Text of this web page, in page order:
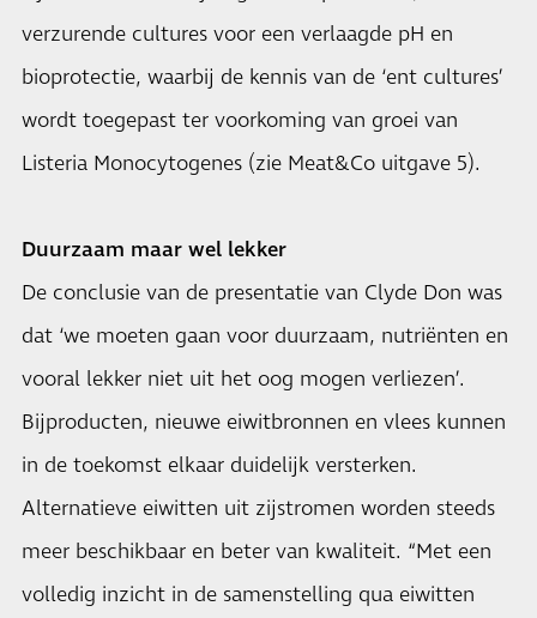
verzurende cultures voor een verlaagde pH en
bioprotectie, waarbij de kennis van de ‘ent cultures’
wordt toegepast ter voorkoming van groei van
Listeria Monocytogenes (zie Meat&Co uitgave 5).
Duurzaam maar wel lekker
De conclusie van de presentatie van Clyde Don was
dat ‘we moeten gaan voor duurzaam, nutriënten en
vooral lekker niet uit het oog mogen verliezen’.
Bijproducten, nieuwe eiwitbronnen en vlees kunnen
in de toekomst elkaar duidelijk versterken.
Alternatieve eiwitten uit zijstromen worden steeds
meer beschikbaar en beter van kwaliteit. “Met een
volledig inzicht in de samenstelling qua eiwitten